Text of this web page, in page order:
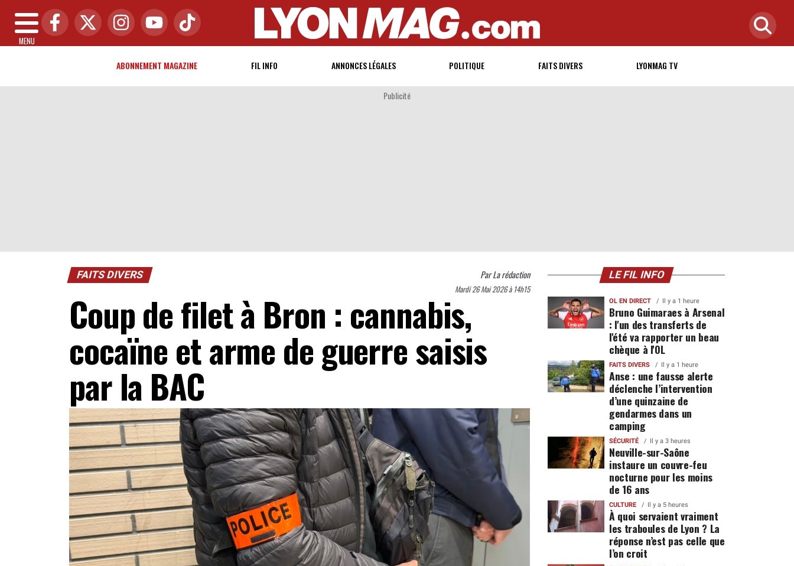
MENU
ABONNEMENT MAGAZINE FIL INFO ANNONCES LÉGALES POLITIQUE FAITS DIVERS LYONMAG TV
Publicité
FAITS DIVERS ParLa rédaction
Mardi 26 Mai 2026 à 14h15
Coup de filet à Bron : cannabis,
cocaïne et arme de guerre saisis
par la BAC
LE FIL INFO
OL EN DIRECT Il y a 1 heure
Bruno Guimaraes à Arsenal
: l'un des transferts de
l'été va rapporter un beau
chèque à l'OL
FAITS DIVERS Il y a 1 heure
Anse : une fausse alerte
déclenche l’intervention
d’une quinzaine de
gendarmes dans un
camping
SÉCURITÉ Il y a 3 heures
Neuville-sur-Saône
instaure un couvre-feu
nocturne pour les moins
de 16 ans
CULTURE Il y a 5 heures
À quoi servaient vraiment
les traboules de Lyon ? La
réponse n’est pas celle que
l’on croit